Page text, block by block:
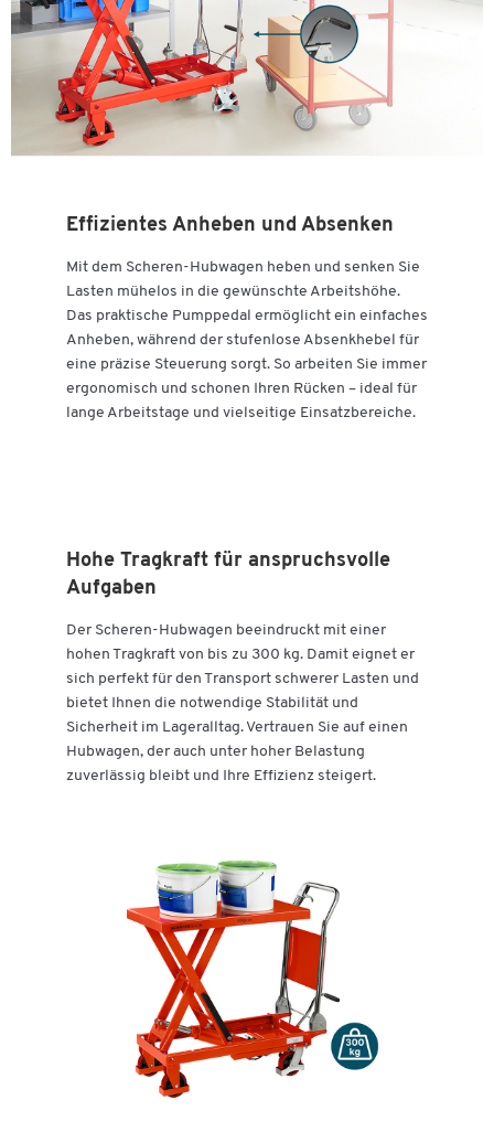
Effizientes Anheben und Absenken
Mit dem Scheren-Hubwagen heben und senken Sie
Lasten mühelos in die gewünschte Arbeitshöhe.
Das praktische Pumppedal ermöglicht ein einfaches
Anheben, während der stufenlose Absenkhebel für
eine präzise Steuerung sorgt. So arbeiten Sie immer
ergonomisch und schonen Ihren Rücken – ideal für
lange Arbeitstage und vielseitige Einsatzbereiche.
Hohe Tragkraft für anspruchsvolle
Aufgaben
Der Scheren-Hubwagen beeindruckt mit einer
hohen Tragkraft von bis zu 300 kg. Damit eignet er
sich perfekt für den Transport schwerer Lasten und
bietet Ihnen die notwendige Stabilität und
Sicherheit im Lageralltag. Vertrauen Sie auf einen
Hubwagen, der auch unter hoher Belastung
zuverlässig bleibt und Ihre Effizienz steigert.
Zum Zoomen doppeltippen